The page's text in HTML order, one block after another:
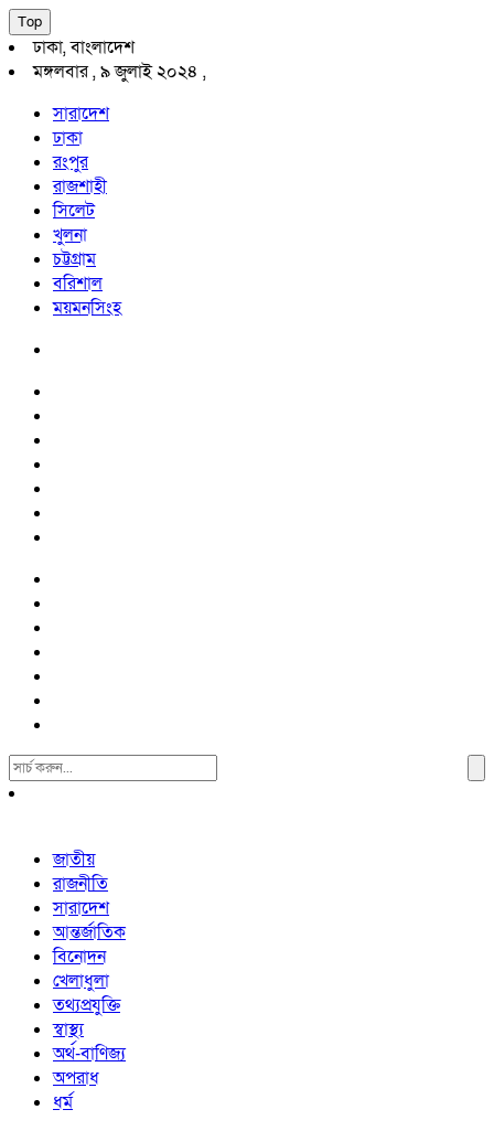
Top
ঢাকা, বাংলাদেশ
মঙ্গলবার , ৯ জুলাই ২০২৪ ,
সারাদেশ
ঢাকা
রংপুর
রাজশাহী
সিলেট
খুলনা
চট্টগ্রাম
বরিশাল
ময়মনসিংহ
Search
For:
জাতীয়
রাজনীতি
সারাদেশ
আন্তর্জাতিক
বিনোদন
খেলাধুলা
তথ্যপ্রযুক্তি
স্বাস্থ্য
অর্থ-বাণিজ্য
অপরাধ
ধর্ম